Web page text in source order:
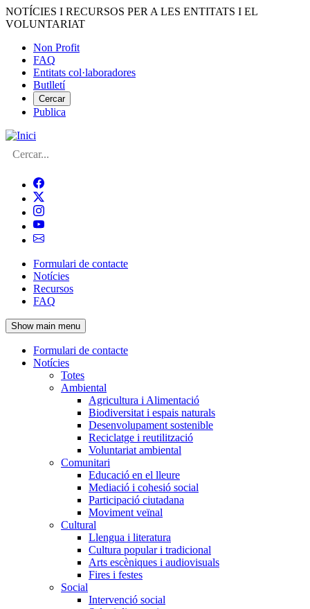
Vés
al
NOTÍCIES I RECURSOS PER A LES ENTITATS I EL
VOLUNTARIAT
Menú
del
compte
d'usuari
Non Profit
FAQ
Entitats col·laboradores
Butlletí
Cercar
Publica
Cerca
Navegació
principal
de
l'encapçalament
Formulari de contacte
Notícies
Recursos
FAQ
Show main menu
Navegació
principal
Formulari de contacte
Notícies
Totes
Ambiental
Agricultura i Alimentació
Biodiversitat i espais naturals
Desenvolupament sostenible
Reciclatge i reutilització
Voluntariat ambiental
Comunitari
Educació en el lleure
Mediació i cohesió social
Participació ciutadana
Moviment veïnal
Cultural
Llengua i literatura
Cultura popular i tradicional
Arts escèniques i audiovisuals
Fires i festes
Social
Intervenció social